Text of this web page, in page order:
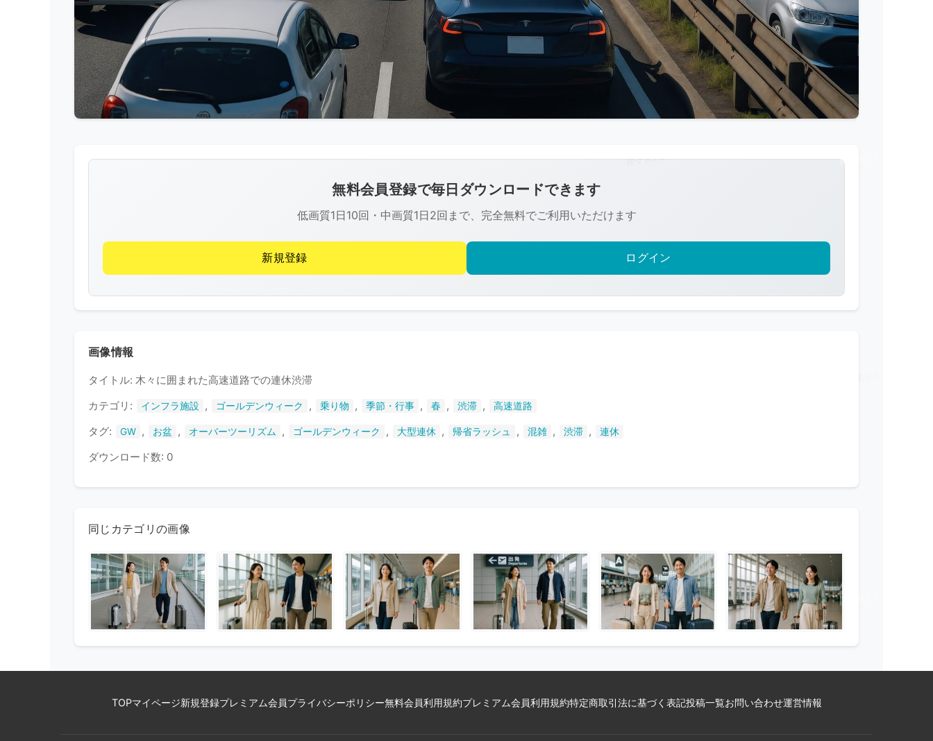
像
R-
FREE
著
作
権
れ
て
無料会員登録で毎日ダウンロードできます
低画質1日10回・中画質1日2回まで、完全無料でご利用いただけます
新規登録 ログイン
画像情報
タイトル: 木々に囲まれた高速道路での連休渋滞
カテゴリ:
インフラ施設 , ゴールデンウィーク , 乗り物 , 季節・行事 , 春 , 渋滞 , 高速道路
タグ: GW , お盆 , オーバーツーリズム , ゴールデンウィーク , 大型連休 , 帰省ラッシュ , 混雑 , 渋滞 , 連休
ダウンロード数: 0
同じカテゴリの画像
TOPマイページ新規登録プレミアム会員プライバシーポリシー無料会員利用規約プレミアム会員利用規約特定商取引法に基づく表記投稿一覧お問い合わせ運営情報